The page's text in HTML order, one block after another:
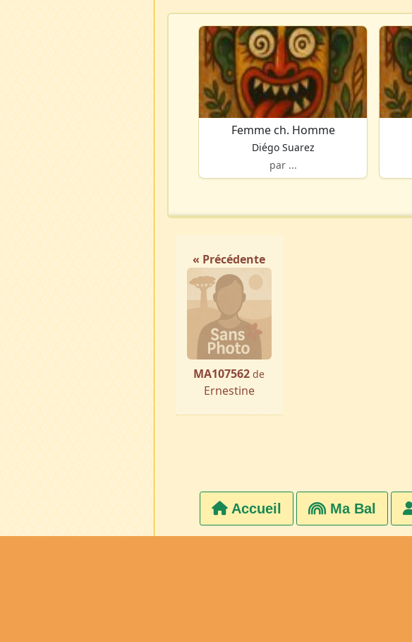
Femme ch. Homme
Diégo Suarez
par ...
« Précédente
MA107562 de
Ernestine
Accueil Ma Bal